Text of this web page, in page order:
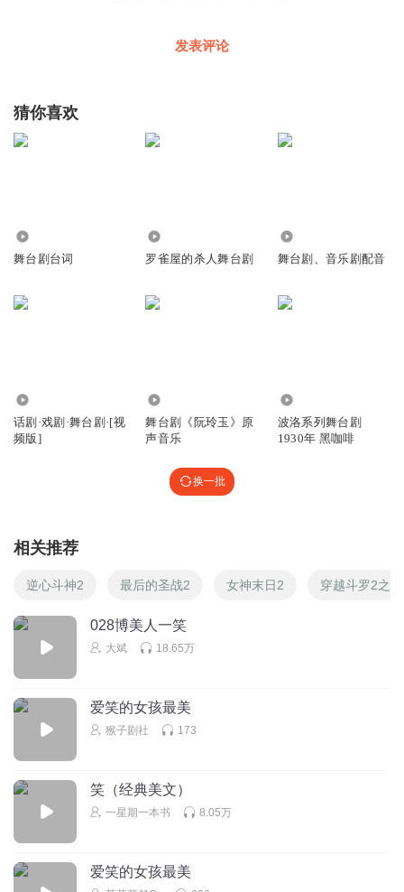
发表评论
猜你喜欢
舞台剧台词 罗雀屋的杀人舞台剧 舞台剧、音乐剧配音
话剧·戏剧·舞台剧·[视
频版]
舞台剧《阮玲玉》原
声音乐
波洛系列舞台剧
1930年 黑咖啡
换一批
相关推荐
逆心斗神2 最后的圣战2 女神末日2 穿越斗罗2之
028博美人一笑
大斌 18.65万
爱笑的女孩最美
猴子剧社 173
笑（经典美文）
一星期一本书 8.05万
爱笑的女孩最美